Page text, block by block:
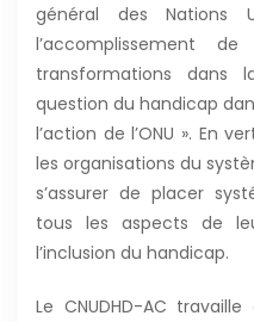
général des Nations
l’accomplissement
transformations
question du handicap
l’action de l’ONU ». En
les organisations du
s’assurer de placer
tous les aspects de
l’inclusion du handicap.
Le CNUDHD-AC